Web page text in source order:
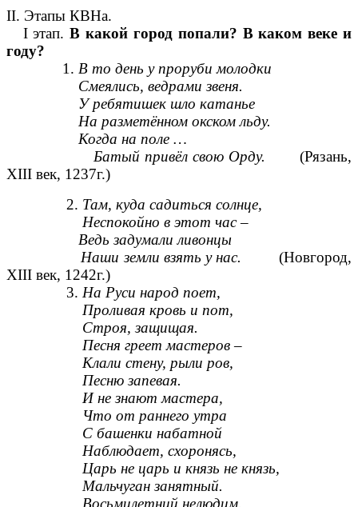
II. Этапы КВНа.
I этап.В какой город попали? В каком веке и
году?
1. В то день у проруби молодки
Смеялись, ведрами звеня.
У ребятишек шло катанье
На разметённом окском льду.
Когда на поле …
Батый привёл свою Орду. (Рязань,
XIII век, 1237г.)
2. Там, куда садиться солнце,
Неспокойно в этот час –
Ведь задумали ливонцы
Наши земли взять у нас.
(Новгород,
XIII век, 1242г.)
3. На Руси народ поет,
Проливая кровь и пот,
Строя, защищая.
Песня греет мастеров –
Клали стену, рыли ров,
Песню запевая.
И не знают мастера,
Что от раннего утра
С башенки набатной
Наблюдает, схоронясь,
Царь не царь и князь не князь,
Мальчуган занятный.
Восьмилетний нелюдим,